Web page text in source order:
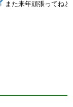
また来年頑張ってねと